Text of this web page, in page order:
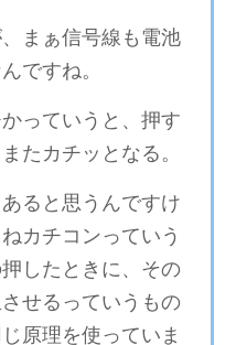
まぁ信号線も電池
ですね。
っていうと、押す
たカチッとなる。
ると思うんですけ
カチコンっていう
したときに、その
せるっていうもの
原理を使っていま